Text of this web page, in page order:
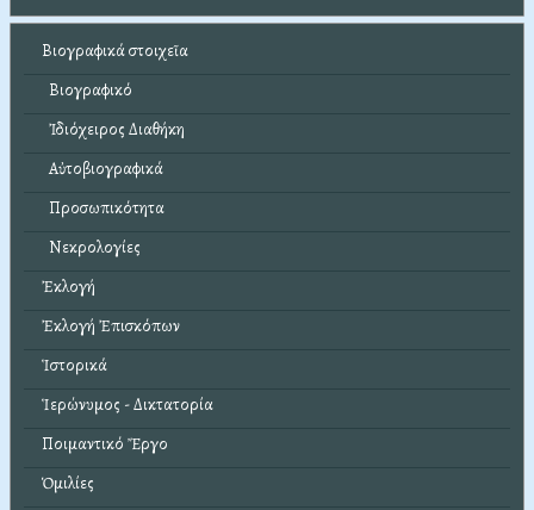
Βιογραφικά στοιχεῖα
Βιογραφικό
Ἰδιόχειρος Διαθήκη
Αὐτοβιογραφικά
Προσωπικότητα
Νεκρολογίες
Ἐκλογή
Ἐκλογή Ἐπισκόπων
Ἱστορικά
Ἱερώνυμος - Δικτατορία
Ποιμαντικό Ἔργο
Ὁμιλίες